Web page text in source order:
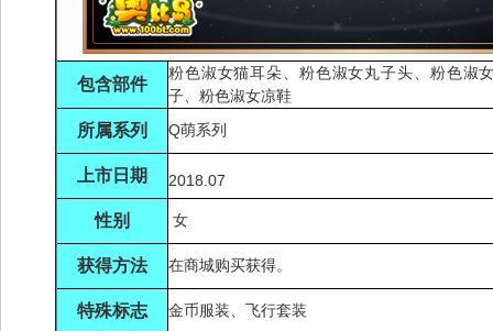
包含部件
粉色淑女猫耳朵、粉色淑女丸子头、粉色淑
子、粉色淑女凉鞋
所属系列 Q萌系列
上市日期 2018.07
性别 女
获得方法 在商城购买获得。
特殊标志 金币服装、飞行套装